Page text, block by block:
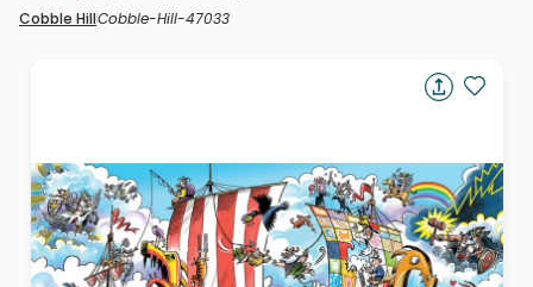
Cobble HillCobble-Hill-47033